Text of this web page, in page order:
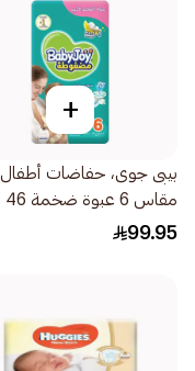
+
بيبى جوى، حفاضات أطفال
مقاس 6 عبوة ضخمة 46
قطعة
99.95